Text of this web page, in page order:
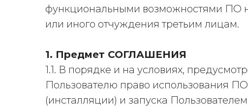
функциональными возможностями ПО
или иного отчуждения третьим лицам.
1. Предмет СОГЛАШЕНИЯ
1.1. В порядке и на условиях,
Пользователю право использования
(инсталляции) и запуска